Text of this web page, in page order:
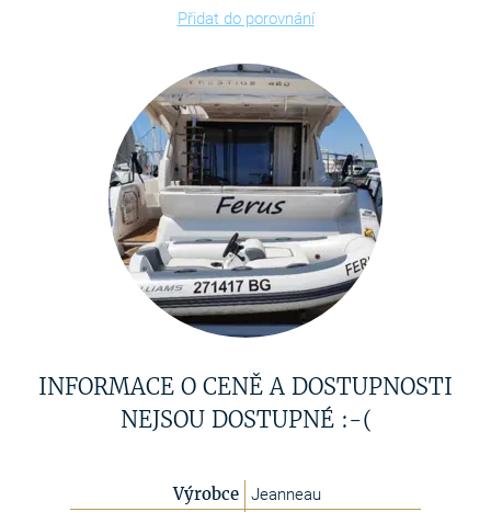
Přidat do porovnání
INFORMACE O CENĚ A DOSTUPNOSTI
NEJSOU DOSTUPNÉ :-(
Výrobce Jeanneau